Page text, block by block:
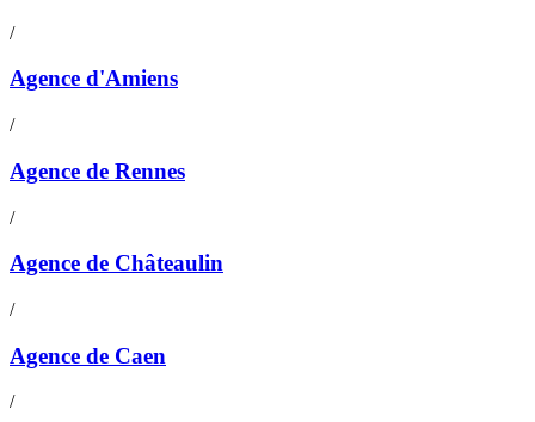
/
Agence d'Amiens
/
Agence de Rennes
/
Agence de Châteaulin
/
Agence de Caen
/